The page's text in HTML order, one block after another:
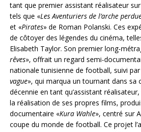
tant que premier assistant réalisateur
tels que «Les Aventuriers de l’arche
et «Pirates» de Roman Polanski. Ces
de côtoyer des légendes du cinéma,
Elisabeth Taylor. Son premier long-
rêves», offrait un regard semi-
nationale tunisienne de football, suivi par
vague», qui marqua un tournant dans sa
décennie en tant qu’assistant réalisateur,
la réalisation de ses propres films,
documentaire «Kura Wahle», centré sur
coupe du monde de football. Ce projet